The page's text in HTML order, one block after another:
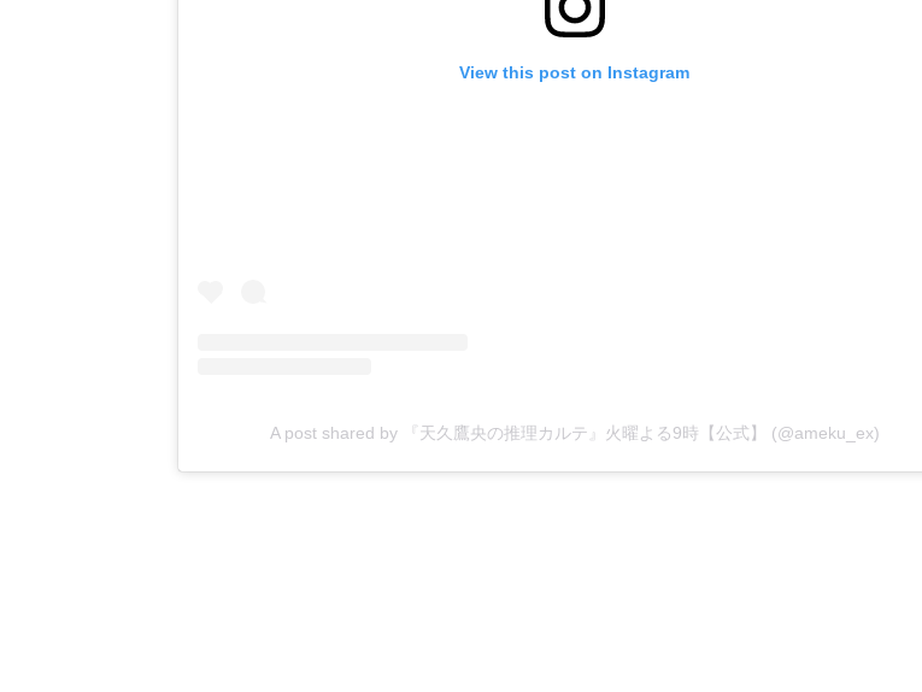
View this post on Instagram
A post shared by 『天久鷹央の推理カルテ』火曜よる9時【公式】 (@ameku_ex)